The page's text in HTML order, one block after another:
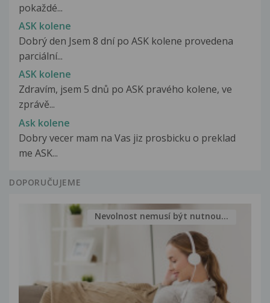
pokaždé...
ASK kolene
Dobrý den Jsem 8 dní po ASK kolene provedena
parciální...
ASK kolene
Zdravím, jsem 5 dnů po ASK pravého kolene, ve
zprávě...
Ask kolene
Dobry vecer mam na Vas jiz prosbicku o preklad
me ASK...
DOPORUČUJEME
Nevolnost nemusí být nutnou...